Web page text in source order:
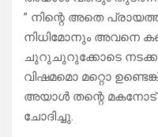
” നിന്റെ അതെ
നിധിമോനും അവനെ
ചുറുചുറുക്കോടെ
വിഷമമൊ മറ്റൊ
അയാൾ തന്റെ
ചോദിച്ചു.